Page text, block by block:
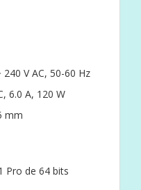
V AC, 50-60 Hz
6.0 A, 120 W
mm
Pro de 64 bits